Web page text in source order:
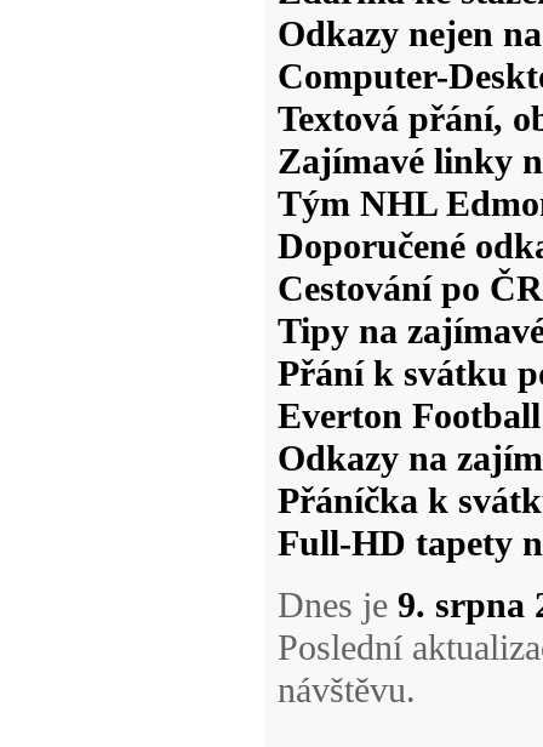
Odkazy nejen
Computer-
Textová přání,
Zajímavé linky
Tým NHL
Doporučené
Cestování po
Tipy na
Přání k svátku
Everton
Odkazy na
Přáníčka k
Full-HD tapety
Dnes je 9. srpna
Poslední
návštěvu.